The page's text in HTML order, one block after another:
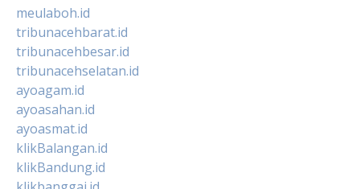
meulaboh.id
tribunacehbarat.id
tribunacehbesar.id
tribunacehselatan.id
ayoagam.id
ayoasahan.id
ayoasmat.id
klikBalangan.id
klikBandung.id